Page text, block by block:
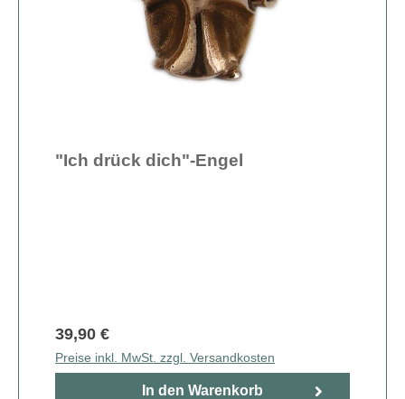
"Ich drück dich"-Engel
39,90 €
Preise inkl. MwSt. zzgl. Versandkosten
In den Warenkorb